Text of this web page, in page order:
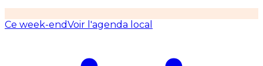
Ce week-endVoir l'agenda local